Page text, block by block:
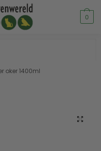
0
oker 1400ml